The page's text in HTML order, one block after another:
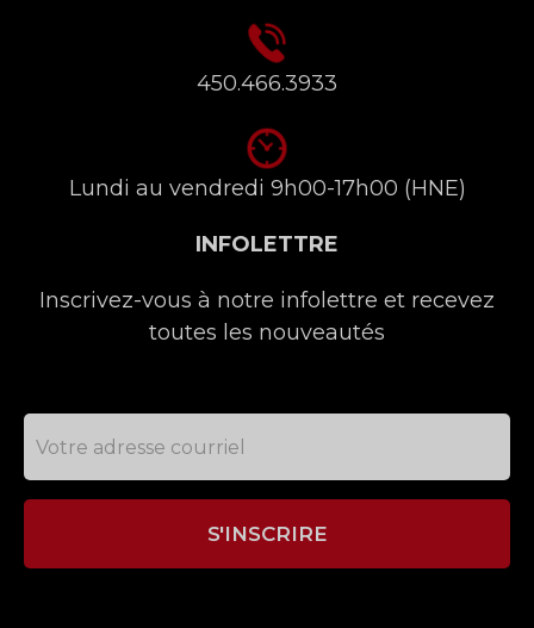
450.466.3933
Lundi au vendredi 9h00-17h00 (HNE)
INFOLETTRE
Inscrivez-vous à notre infolettre et recevez
toutes les nouveautés